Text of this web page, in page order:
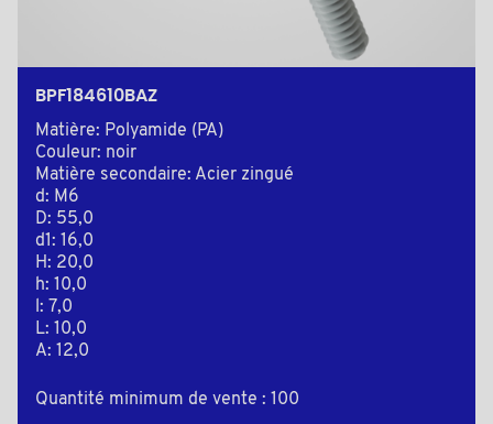
BPF184610BAZ
Matière: Polyamide (PA)
Couleur: noir
Matière secondaire: Acier zingué
d: M6
D: 55,0
d1: 16,0
H: 20,0
h: 10,0
l: 7,0
L: 10,0
A: 12,0
Quantité minimum de vente : 100